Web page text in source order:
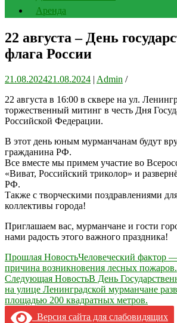
Аренда
22 августа – День
флага России
21.08.202421.08.2024 | Admin /
22 августа в 16:00 в сквере на ул.
торжественный митинг в честь Дня
Российской Федерации.
В этот день юным мурманчанам будут
гражданина РФ.
Все вместе мы примем участие во
«Виват, Российский триколор» и
РФ.
Также с творческими поздравлениями
коллективы города!
Приглашаем вас, мурманчане и гости
нами радость этого важного праздника!
Навигация
по
записям
Прошлая НовостьЧеловеческий фактор —
причина возникновения лесных пожаров.
Следующая НовостьВ День
на улице Ленинградской мурманчане
площадью 200 квадратных метров.
Версия сайта для слабовидящих